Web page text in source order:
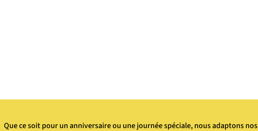
Que ce soit pour un anniversaire ou une journée spéciale, nous adaptons nos